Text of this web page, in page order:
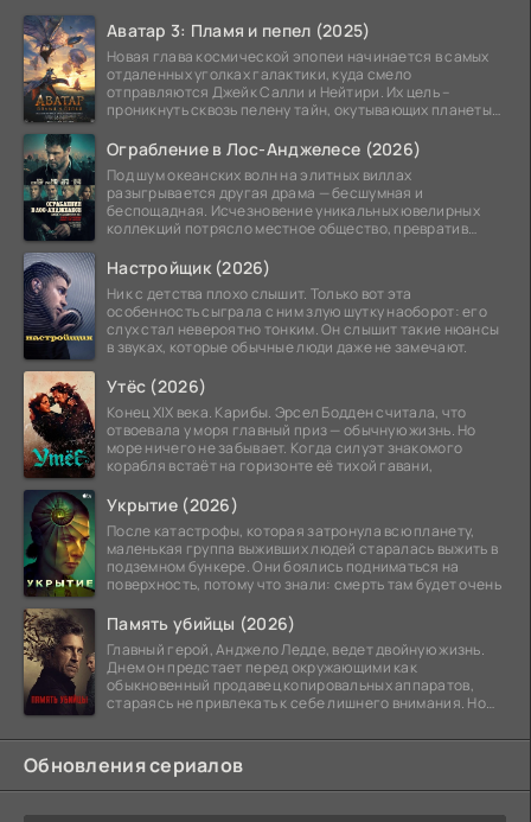
Аватар 3: Пламя и пепел (2025)
Новая глава космической эпопеи начинается в самых
отдаленных уголках галактики, куда смело
отправляются Джейк Салли и Нейтири. Их цель –
проникнуть сквозь пелену тайн, окутывающих планеты
Ограбление в Лос-Анджелесе (2026)
Под шум океанских волн на элитных виллах
разыгрывается другая драма — бесшумная и
беспощадная. Исчезновение уникальных ювелирных
коллекций потрясло местное общество, превратив
Настройщик (2026)
Ник с детства плохо слышит. Только вот эта
особенность сыграла с ним злую шутку наоборот: его
слух стал невероятно тонким. Он слышит такие нюансы
в звуках, которые обычные люди даже не замечают.
Утёс (2026)
Конец XIX века. Карибы. Эрсел Бодден считала, что
отвоевала у моря главный приз — обычную жизнь. Но
море ничего не забывает. Когда силуэт знакомого
корабля встаёт на горизонте её тихой гавани,
Укрытие (2026)
После катастрофы, которая затронула всю планету,
маленькая группа выживших людей старалась выжить в
подземном бункере. Они боялись подниматься на
поверхность, потому что знали: смерть там будет очень
Память убийцы (2026)
Главный герой, Анджело Ледде, ведет двойную жизнь.
Днем он предстает перед окружающими как
обыкновенный продавец копировальных аппаратов,
стараясь не привлекать к себе лишнего внимания. Но
Обновления сериалов